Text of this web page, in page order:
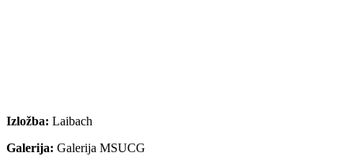
Izložba: Laibach
Galerija: Galerija MSUCG